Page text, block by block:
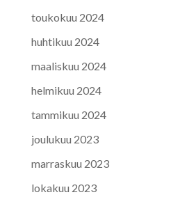
toukokuu 2024
huhtikuu 2024
maaliskuu 2024
helmikuu 2024
tammikuu 2024
joulukuu 2023
marraskuu 2023
lokakuu 2023